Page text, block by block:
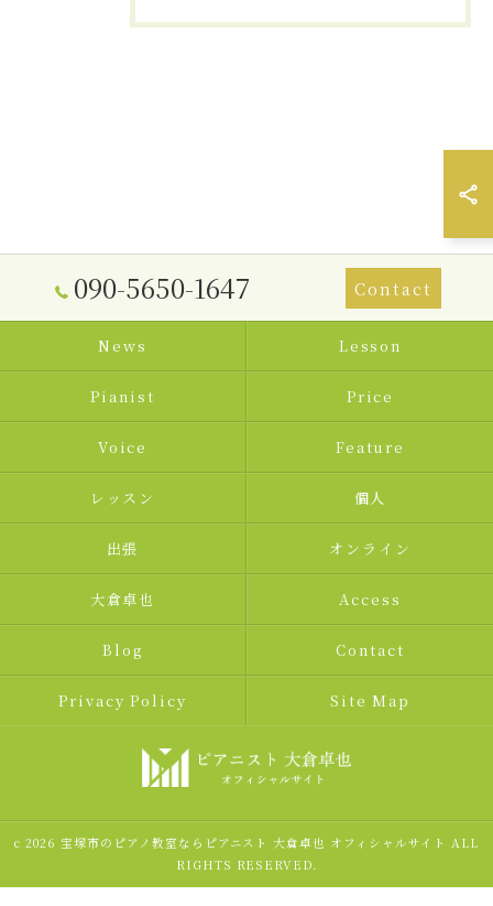
090-5650-1647 Contact
News Lesson
Pianist Price
Voice Feature
レッスン 個人
出張 オンライン
大倉卓也 Access
Blog Contact
Privacy Policy Site Map
c 2026 宝塚市のピアノ教室ならピアニスト 大倉卓也 オフィシャルサイト ALL
RIGHTS RESERVED.